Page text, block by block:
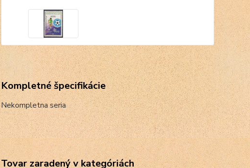
Kompletné špecifikácie
Nekompletna seria
Tovar zaradený v kategóriách